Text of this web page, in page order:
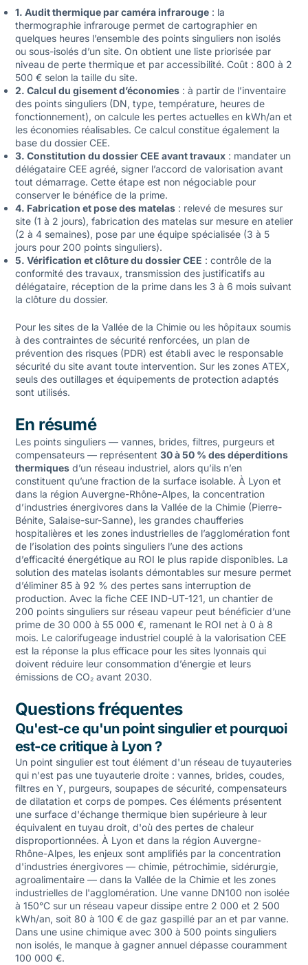
1. Audit thermique par caméra infrarouge: la
thermographie infrarouge permet de cartographier en
quelques heures l’ensemble des points singuliers non isolés
ou sous-isolés d’un site. On obtient une liste priorisée par
niveau de perte thermique et par accessibilité. Coût : 800 à 2
500 € selon la taille du site.
2. Calcul du gisement d’économies: à partir de l’inventaire
des points singuliers (DN, type, température, heures de
fonctionnement), on calcule les pertes actuelles en kWh/an et
les économies réalisables. Ce calcul constitue également la
base du dossier CEE.
3. Constitution du dossier CEE avant travaux: mandater un
délégataire CEE agréé, signer l’accord de valorisation avant
tout démarrage. Cette étape est non négociable pour
conserver le bénéfice de la prime.
4. Fabrication et pose des matelas: relevé de mesures sur
site (1 à 2 jours), fabrication des matelas sur mesure en atelier
(2 à 4 semaines), pose par une équipe spécialisée (3 à 5
jours pour 200 points singuliers).
5. Vérification et clôture du dossier CEE : contrôle de la
conformité des travaux, transmission des justificatifs au
délégataire, réception de la prime dans les 3 à 6 mois suivant
la clôture du dossier.
Pour les sites de la Vallée de la Chimie ou les hôpitaux soumis
à des contraintes de sécurité renforcées, un plan de
prévention des risques (PDR) est établi avec le responsable
sécurité du site avant toute intervention. Sur les zones ATEX,
seuls des outillages et équipements de protection adaptés
sont utilisés.
En résumé
Les points singuliers — vannes, brides, filtres, purgeurs et
compensateurs — représentent 30 à 50 % des déperditions
thermiquesd’un réseau industriel, alors qu’ils n’en
constituent qu’une fraction de la surface isolable. À Lyon et
dans la région Auvergne-Rhône-Alpes, la concentration
d’industries énergivores dans la Vallée de la Chimie (Pierre-
Bénite, Salaise-sur-Sanne), les grandes chaufferies
hospitalières et les zones industrielles de l’agglomération font
de l’isolation des points singuliers l’une des actions
d’efficacité énergétique au ROI le plus rapide disponibles. La
solution des matelas isolants démontables sur mesure permet
d’éliminer 85 à 92 % des pertes sans interruption de
production. Avec la fiche CEE IND-UT-121, un chantier de
200 points singuliers sur réseau vapeur peut bénéficier d’une
prime de 30 000 à 55 000 €, ramenant le ROI net à 0 à 8
mois. Le calorifugeage industrielcouplé à la valorisation CEE
est la réponse la plus efficace pour les sites lyonnais qui
doivent réduire leur consommation d’énergie et leurs
émissions de CO₂ avant 2030.
Questions fréquentes
Qu'est-ce qu'un point singulier et pourquoi
est-ce critique à Lyon ?
Un point singulier est tout élément d'un réseau de tuyauteries
qui n'est pas une tuyauterie droite : vannes, brides, coudes,
filtres en Y, purgeurs, soupapes de sécurité, compensateurs
de dilatation et corps de pompes. Ces éléments présentent
une surface d'échange thermique bien supérieure à leur
équivalent en tuyau droit, d'où des pertes de chaleur
disproportionnées. À Lyon et dans la région Auvergne-
Rhône-Alpes, les enjeux sont amplifiés par la concentration
d'industries énergivores — chimie, pétrochimie, sidérurgie,
agroalimentaire — dans la Vallée de la Chimie et les zones
industrielles de l'agglomération. Une vanne DN100 non isolée
à 150°C sur un réseau vapeur dissipe entre 2 000 et 2 500
kWh/an, soit 80 à 100 € de gaz gaspillé par an et par vanne.
Dans une usine chimique avec 300 à 500 points singuliers
non isolés, le manque à gagner annuel dépasse couramment
100 000 €.